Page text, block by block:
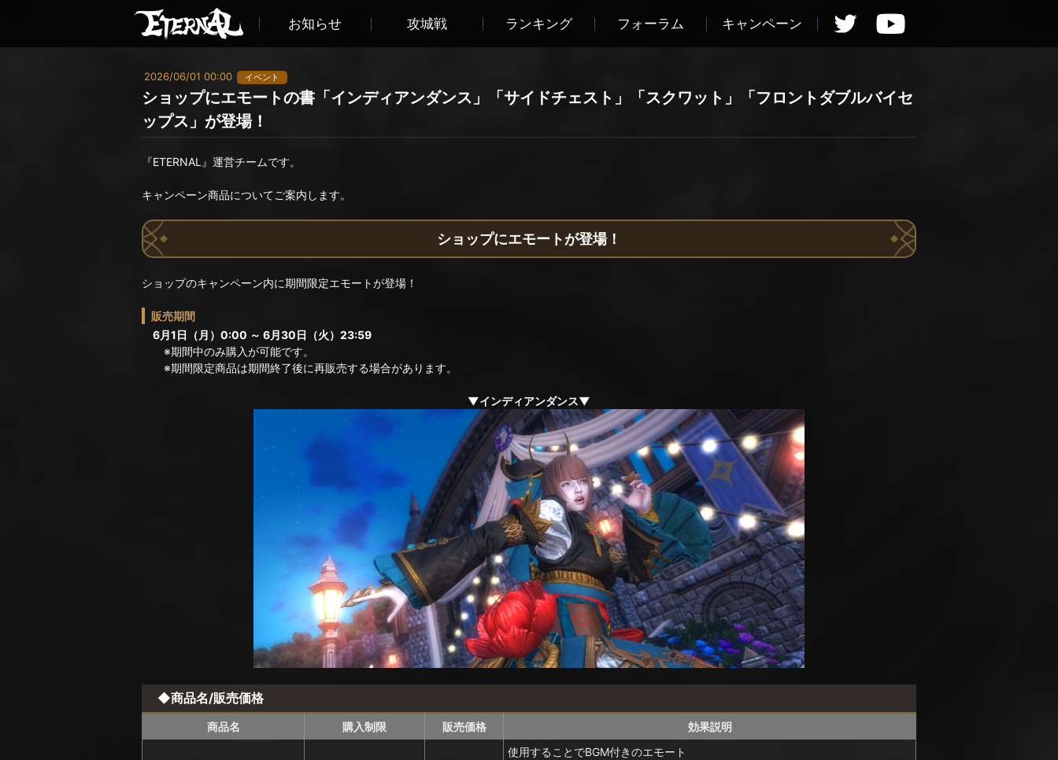
お知らせ 攻城戦 ランキング フォーラム キャンペーン
2026/06/01 00:00 イベント
ショップにエモートの書「インディアンダンス」「サイドチェスト」「スクワット」「フロントダブルバイセ
ップス」が登場！
『ETERNAL』運営チームです。
キャンペーン商品についてご案内します。
ショップにエモートが登場！
ショップのキャンペーン内に期間限定エモートが登場！
販売期間
6月1日（月）0:00 ～ 6月30日（火）23:59
※期間中のみ購入が可能です。
※期間限定商品は期間終了後に再販売する場合があります。
▼インディアンダンス▼
◆商品名/販売価格
商品名 購入制限 販売価格 効果説明
使用することでBGM付きのエモート